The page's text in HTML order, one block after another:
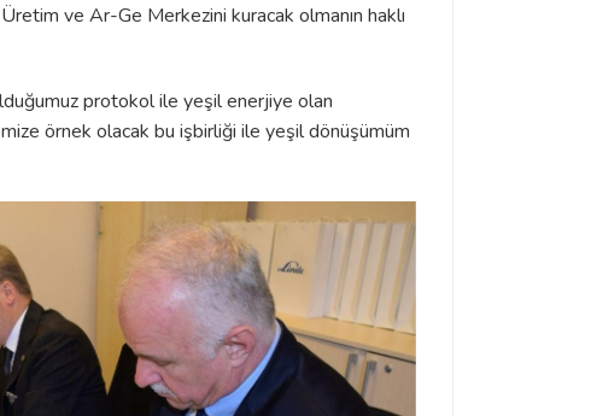
ve Ar-Ge Merkezini kuracak olmanın haklı
protokol ile yeşil enerjiye olan
örnek olacak bu işbirliği ile yeşil dönüşümüm